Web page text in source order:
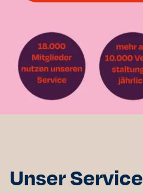
Unser Service